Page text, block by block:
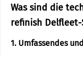
Was sind die
refinish Delfleet-
1. Umfassendes